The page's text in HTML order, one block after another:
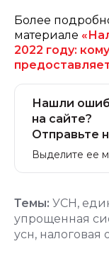
Более
материале
2022 году:
Нашли
на сайте?
Отправьте
Выделите ее
Темы: УСН,
упрощенная
усн, налоговая